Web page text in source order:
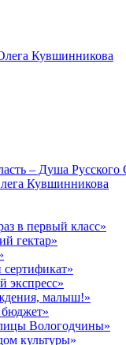
Кувшинникова
– Душа Русского
Кувшинникова
в первый класс»
гектар»
экспресс»
малыш!»
Вологодчины»
культуры»